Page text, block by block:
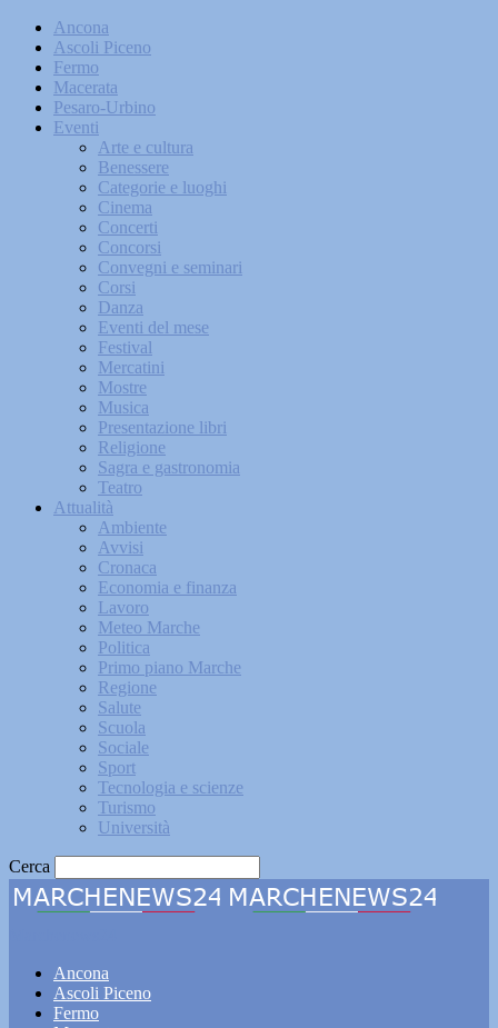
Ancona
Ascoli Piceno
Fermo
Macerata
Pesaro-Urbino
Eventi
Arte e cultura
Benessere
Categorie e luoghi
Cinema
Concerti
Concorsi
Convegni e seminari
Corsi
Danza
Eventi del mese
Festival
Mercatini
Mostre
Musica
Presentazione libri
Religione
Sagra e gastronomia
Teatro
Attualità
Ambiente
Avvisi
Cronaca
Economia e finanza
Lavoro
Meteo Marche
Politica
Primo piano Marche
Regione
Salute
Scuola
Sociale
Sport
Tecnologia e scienze
Turismo
Università
Cerca
Ancona
Ascoli Piceno
Fermo